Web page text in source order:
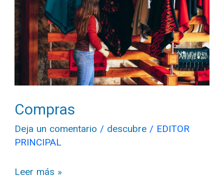
Compras
Deja un comentario / descubre / EDITOR
PRINCIPAL
Leer más »